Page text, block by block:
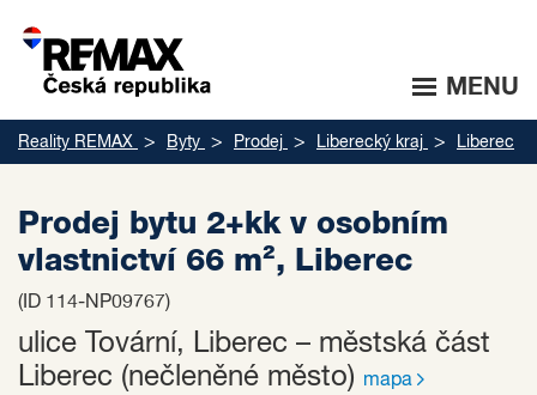
MENU
Reality REMAX Byty Prodej Liberecký kraj Liberec
Prodej bytu 2+kk v osobním
vlastnictví 66 m², Liberec
(ID 114-NP09767)
ulice Tovární, Liberec – městská část
Liberec (nečleněné město) mapa